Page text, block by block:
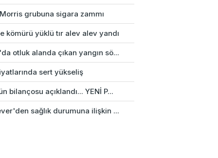
grubuna sigara zammı
kömürü yüklü tır alev alev yandı
otluk alanda çıkan yangın sö...
sert yükseliş
bilançosu açıklandı... YENİ P...
sağlık durumuna ilişkin ...